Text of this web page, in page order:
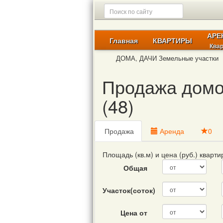
Главная КВАРТИРЫ
ДОМА, ДАЧИ Земельные участки
Продажа
(48)
Продажа Аренда 0
Площадь (кв.м) и цена (руб.)
Общая
Участок(соток)
Цена от